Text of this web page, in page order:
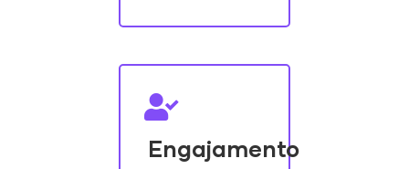
Engajamento